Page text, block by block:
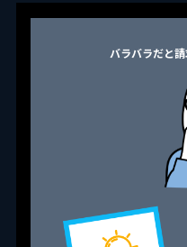
バラバラだと